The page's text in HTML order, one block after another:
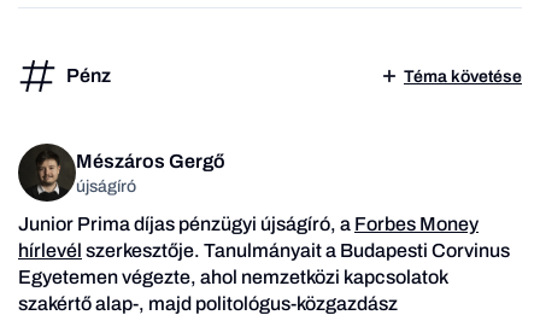
Pénz Téma követése
Mészáros Gergő
újságíró
Junior Prima díjas pénzügyi újságíró, a Forbes Money
hírlevél szerkesztője. Tanulmányait a Budapesti Corvinus
Egyetemen végezte, ahol nemzetközi kapcsolatok
szakértő alap-, majd politológus-közgazdász